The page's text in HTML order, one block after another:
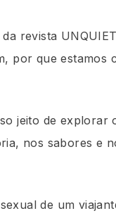
revista
por que estamos
jeito de explorar
nos sabores e
de um